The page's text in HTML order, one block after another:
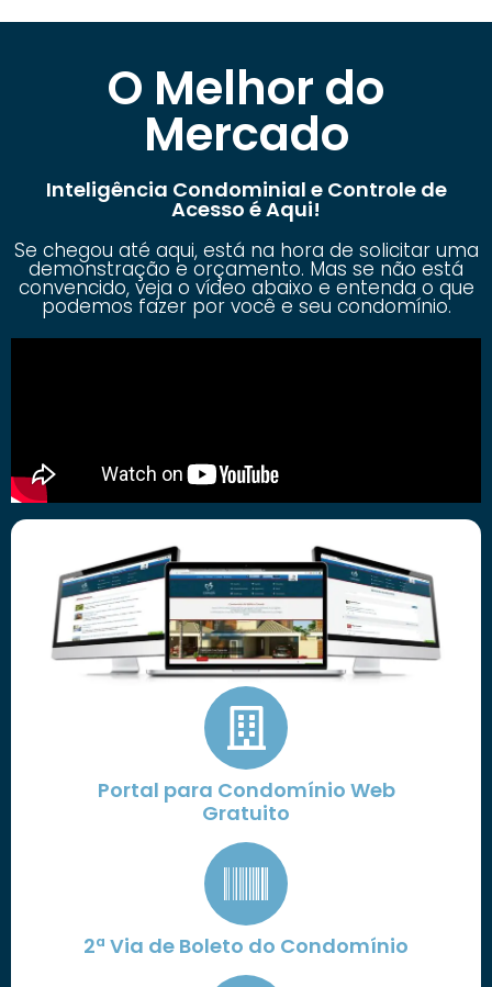
O Melhor do
Mercado
Inteligência Condominial e Controle de
Acesso é Aqui!
Se chegou até aqui, está na hora de solicitar uma
demonstração e orçamento. Mas se não está
convencido, veja o vídeo abaixo e entenda o que
podemos fazer por você e seu condomínio.
Portal para Condomínio Web
Gratuito
2ª Via de Boleto do Condomínio